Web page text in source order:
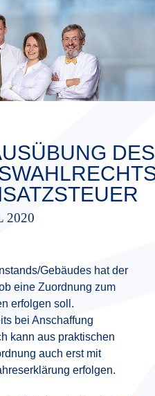
DES
2020
Gebäudes hat der
eine Zuordnung zum
erfolgen soll.
bei Anschaffung
kann aus praktischen
auch erst mit
erfolgen.